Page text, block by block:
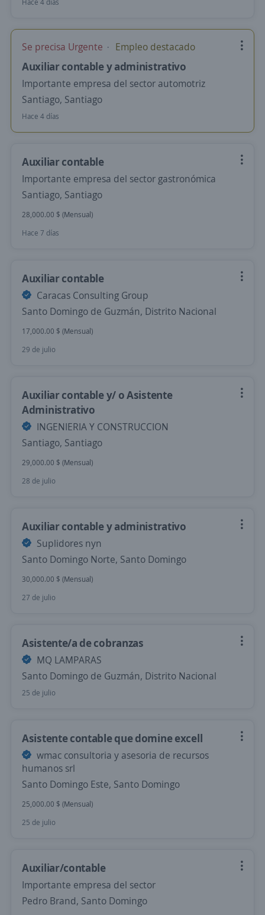
Hace 4 días
Se precisa Urgente Empleo destacado
Auxiliar contable y administrativo
Importante empresa del sector automotriz
Santiago, Santiago
Hace 4 días
Auxiliar contable
Importante empresa del sector gastronómica
Santiago, Santiago
28,000.00 $ (Mensual)
Hace 7 días
Auxiliar contable
Caracas Consulting Group
Santo Domingo de Guzmán, Distrito Nacional
17,000.00 $ (Mensual)
29 de julio
Auxiliar contable y/ o Asistente
Administrativo
INGENIERIA Y CONSTRUCCION
Santiago, Santiago
29,000.00 $ (Mensual)
28 de julio
Auxiliar contable y administrativo
Suplidores nyn
Santo Domingo Norte, Santo Domingo
30,000.00 $ (Mensual)
27 de julio
Asistente/a de cobranzas
MQ LAMPARAS
Santo Domingo de Guzmán, Distrito Nacional
25 de julio
Asistente contable que domine excell
wmac consultoria y asesoria de recursos
humanos srl
Santo Domingo Este, Santo Domingo
25,000.00 $ (Mensual)
25 de julio
Auxiliar/contable
Importante empresa del sector
Pedro Brand, Santo Domingo